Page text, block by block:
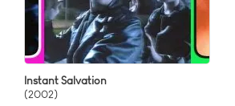
Instant Salvation
(2002)